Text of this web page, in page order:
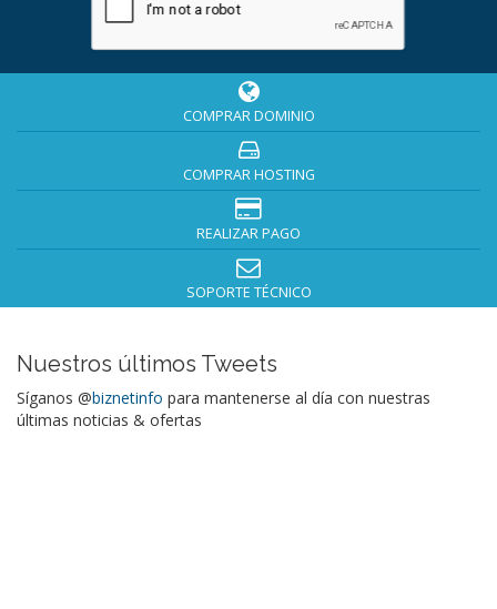
COMPRAR DOMINIO
COMPRAR HOSTING
REALIZAR PAGO
SOPORTE TÉCNICO
Nuestros últimos Tweets
Síganos @biznetinfo para mantenerse al día con nuestras
últimas noticias & ofertas